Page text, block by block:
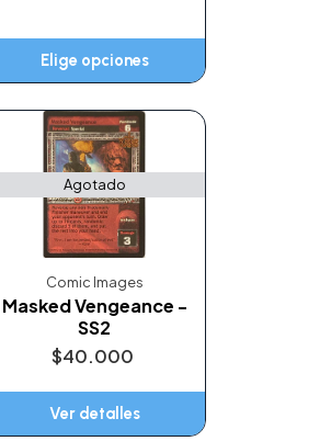
Elige opciones
Agotado
Comic Images
Masked Vengeance -
SS2
$40.000
Ver detalles